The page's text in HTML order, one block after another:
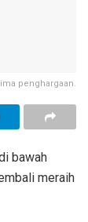
penghargaan.
bawah
meraih